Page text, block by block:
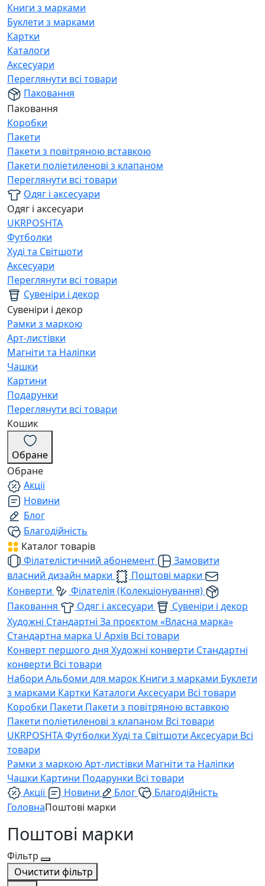
Книги з марками
Буклети з марками
Картки
Каталоги
Аксесуари
Переглянути всі товари
Паковання
Паковання
Коробки
Пакети
Пакети з повітряною вставкою
Пакети поліетиленові з клапаном
Переглянути всі товари
Одяг і аксесуари
Одяг і аксесуари
UKRPOSHTA
Футболки
Худі та Світшоти
Аксесуари
Переглянути всі товари
Сувеніри і декор
Сувеніри і декор
Рамки з маркою
Арт-листівки
Магніти та Наліпки
Чашки
Картини
Подарунки
Переглянути всі товари
Кошик
Обране
Обране
Акції
Новини
Блог
Благодійність
Каталог товарів
Філателістичний абонемент
Замовити
власний дизайн марки
Поштові марки
Конверти
Філателія (Колекціонування)
Паковання
Одяг і аксесуари
Сувеніри і декор
Художні Стандартні За проєктом «Власна марка»
Стандартна марка U Архів Всі товари
Конверт першого дня Художні конверти Стандартні
конверти Всі товари
Набори Альбоми для марок Книги з марками Буклети
з марками Картки Каталоги Аксесуари Всі товари
Коробки Пакети Пакети з повітряною вставкою
Пакети поліетиленові з клапаном Всі товари
UKRPOSHTAФутболки Худі та Світшоти Аксесуари Всі
товари
Рамки з маркоюАрт-листівки Магніти та Наліпки
Чашки Картини Подарунки Всі товари
Акції
Новини Блог
Благодійність
ГоловнаПоштові марки
Поштові марки
Фільтр
Очистити фільтр